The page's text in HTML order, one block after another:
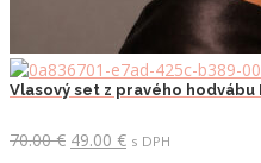
Vlasový set z pravého hodvábu
70.00€ Pôvodná
49.00 €Aktuálna
s DPH